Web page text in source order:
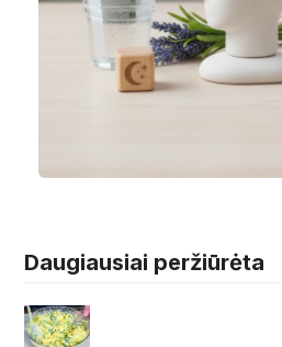
Daugiausiai peržiūrėta